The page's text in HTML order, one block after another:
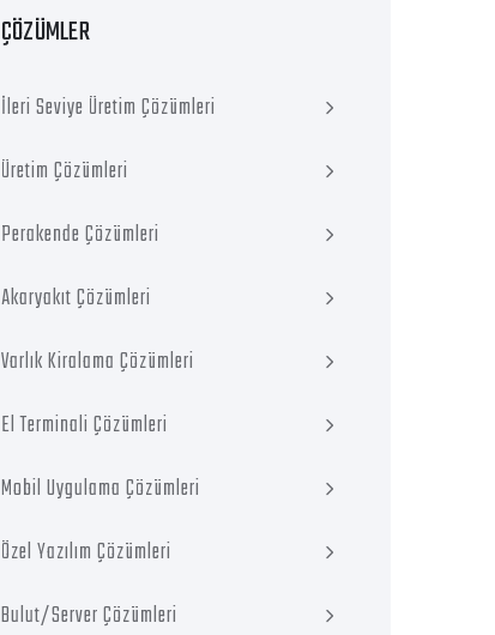
ÇÖZÜMLER
İleri Seviye Üretim Çözümleri
Üretim Çözümleri
Perakende Çözümleri
Akaryakıt Çözümleri
Varlık Kiralama Çözümleri
El Terminali Çözümleri
Mobil Uygulama Çözümleri
Özel Yazılım Çözümleri
Bulut/Server Çözümleri